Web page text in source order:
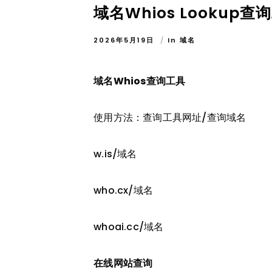
域名Whios Lookup查
2026年5月19日 In域名
域名Whios查询工具
使用方法：查询工具网址/查询域名
w.is/域名
who.cx/域名
whoai.cc/域名
在线网站查询